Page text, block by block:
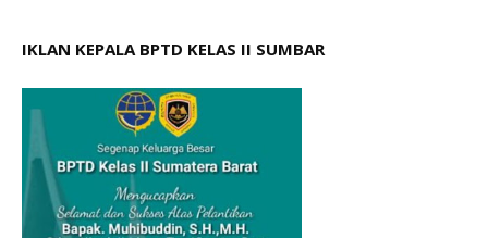
IKLAN KEPALA BPTD KELAS II SUMBAR